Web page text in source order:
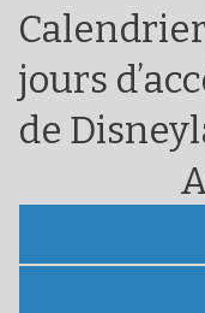
jours
de